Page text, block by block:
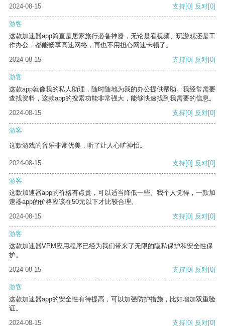
2024-08-15 支持[0] 反对[0]
游客
这款加速器app简直是居家旅行必备神器，无论是看视频、玩游戏还是工
作办公，都能畅享高速网络，再也不用担心网速卡顿了。
2024-08-15
支持[0] 反对[0]
游客
这款app就像我的私人助理，随时随地为我的办公提供帮助。我经常需要
查找资料，这款app的搜索功能非常强大，能够快速找到我需要的信息。
2024-08-15
支持[0] 反对[0]
游客
这款游戏的音乐非常优美，听了让人心旷神怡。
2024-08-15 支持[0] 反对[0]
游客
这款加速器app的价格有点贵，可以适当降低一些。我个人觉得，一款加
速器app的价格应该在50元以下才比较合理。
2024-08-15
支持[0] 反对[0]
游客
这款加速器VPM应用程序已经为我们带来了无限的隐私保护和安全性保
护。
2024-08-15
支持[0] 反对[0]
游客
这款加速器app的安全性有待提高，可以加强防护措施，比如增加双重验
证。
2024-08-15
支持[0] 反对[0]